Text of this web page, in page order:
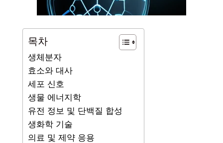
목차
생체분자
효소와 대사
세포 신호
생물 에너지학
유전 정보 및 단백질 합성
생화학 기술
의료 및 제약 응용